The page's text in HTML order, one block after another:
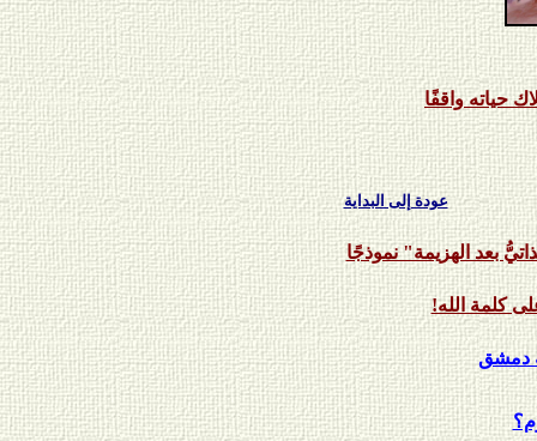
حياته واقفًا
عودة إلى البداية
بعد الهزيمة" نموذجًا
كلمة الله!
دمشق